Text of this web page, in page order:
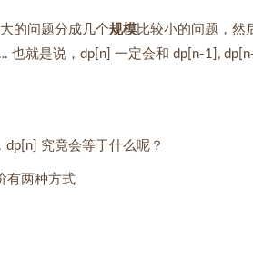
的问题分成几个规模比较小的问题，然
也就是说，dp[n] 一定会和 dp[n-1],
dp[n] 究竟会等于什么呢？
有两种方式